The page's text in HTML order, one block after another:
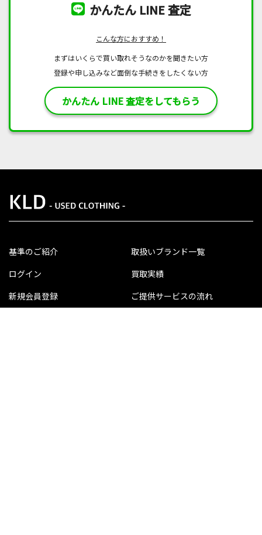
かんたん LINE 査定
こんな方におすすめ！
まずはいくらで買い取れそうなのかを聞きたい方
登録や申し込みなど面倒な手続きをしたくない方
かんたん LINE 査定をしてもらう
基準のご紹介
ログイン
新規会員登録
取扱いブランド一覧
買取実績
ご提供サービスの流れ